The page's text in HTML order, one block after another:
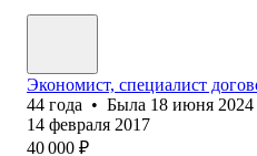
Экономист, специалист
44 года • Была 18 июня 2024
14 февраля 2017
40 000 ₽